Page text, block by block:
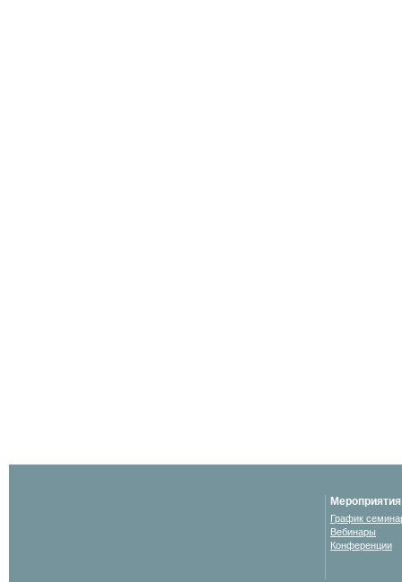
Мероприятия
График
Вебинары
Конференции